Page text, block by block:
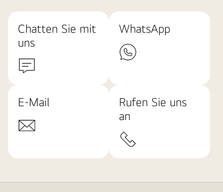
Chatten Sie mit
uns
WhatsApp
E-Mail
Rufen Sie uns
an